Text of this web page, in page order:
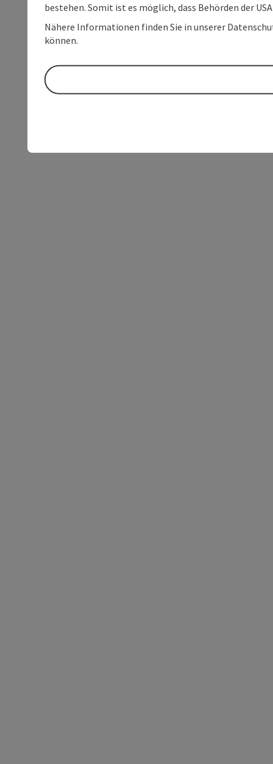
bestehen. Somit ist es möglich, dass Behörden der
Nähere Informationen finden Sie in unserer
können.